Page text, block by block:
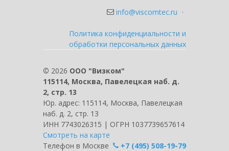
info@viscomtec.ru ·
Политика конфиденциальности и
обработки персональных данных
© 2026 ООО "Визком"
115114, Москва, Павелецкая наб. д.
2, стр. 13
Юр. адрес: 115114, Москва, Павелецкая
наб. д. 2, стр. 13
ИНН 7743026315 | ОГРН 1037739657614
Смотреть на карте
Телефон в Москве
+7 (495) 508-19-79